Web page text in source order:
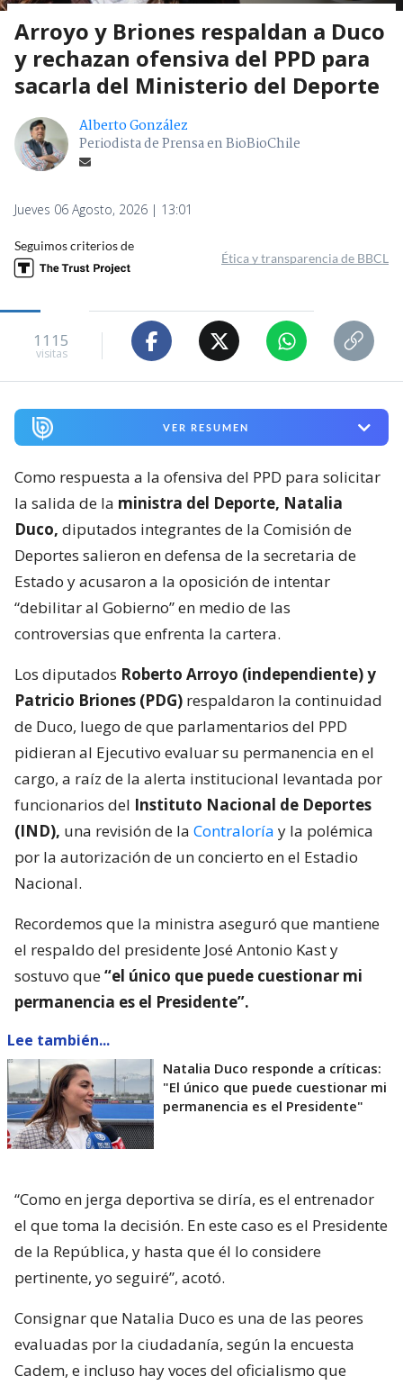
Arroyo y Briones respaldan a Duco
y rechazan ofensiva del PPD para
sacarla del Ministerio del Deporte
Alberto González
Periodista de Prensa en BioBioChile
Jueves 06 Agosto, 2026 | 13:01
Seguimos criterios de
Ética y transparencia de BBCL
1115
visitas
VER RESUMEN
Como respuesta a la ofensiva del PPD para solicitar
la salida de la ministra del Deporte, Natalia
Duco, diputados integrantes de la Comisión de
Deportes salieron en defensa de la secretaria de
Estado y acusaron a la oposición de intentar
“debilitar al Gobierno” en medio de las
controversias que enfrenta la cartera.
Los diputados Roberto Arroyo (independiente) y
Patricio Briones (PDG) respaldaron la continuidad
de Duco, luego de que parlamentarios del PPD
pidieran al Ejecutivo evaluar su permanencia en el
cargo, a raíz de la alerta institucional levantada por
funcionarios del Instituto Nacional de Deportes
(IND), una revisión de la Contraloría y la polémica
por la autorización de un concierto en el Estadio
Nacional.
Recordemos que la ministra aseguró que mantiene
el respaldo del presidente José Antonio Kast y
sostuvo que“el único que puede cuestionar mi
permanencia es el Presidente”.
Lee también...
Natalia Duco responde a críticas:
"El único que puede cuestionar mi
permanencia es el Presidente"
“Como en jerga deportiva se diría, es el entrenador
el que toma la decisión. En este caso es el Presidente
de la República, y hasta que él lo considere
pertinente, yo seguiré”, acotó.
Consignar que Natalia Duco es una de las peores
evaluadas por la ciudadanía, según la encuesta
Cadem, e incluso hay voces del oficialismo que